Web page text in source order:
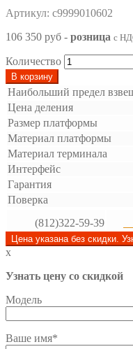
Артикул: с9999010602
106 350 руб - розница с
Количество
В корзину
Наибольший предел
Цена деления
Размер платформы
Материал платформы
Материал терминала
Интерфейс
Гарантия
Поверка
(812)322-59-39
Цена указана без скидки.
x
Узнать цену со скидкой
Модель
Ваше имя*